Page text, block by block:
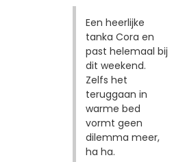
Een heerlijke
tanka Cora en
past helemaal bij
dit weekend.
Zelfs het
teruggaan in
warme bed
vormt geen
dilemma meer,
ha ha.